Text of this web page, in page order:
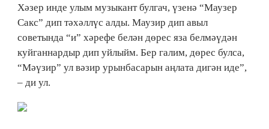
Хәзер инде улым музыкант булгач, үзенә “Маузер
Сакс” дип тәхәллүс алды. Маузир дип авыл
советында “и” хәрефе белән дөрес яза белмәүдән
куйганнардыр дип уйлыйм. Бер галим, дөрес булса,
“Мәүзир” ул вәзир урынбасарын аңлата дигән иде”,
– ди ул.